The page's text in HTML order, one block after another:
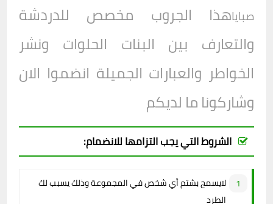
صباياهذا الجروب مخصص للدردشة
والتعارف بين البنات الحلوات ونشر
الخواطر والعبارات الجميلة انضموا الان
وشاركونا ما لديكم
الشروط التي يجب التزامها للانضمام:
لايسمح بشتم أي شخص في المجموعة وذلك يسبب لك
الطرد